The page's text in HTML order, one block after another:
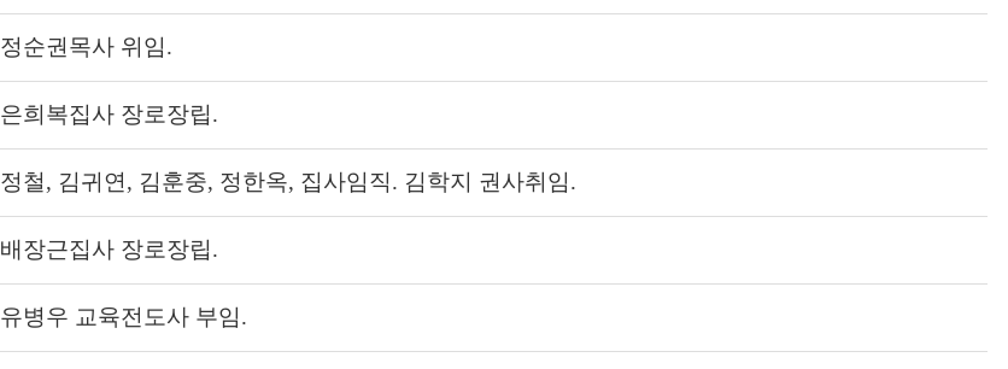
정순권목사 위임.
은희복집사 장로장립.
정철, 김귀연, 김훈중, 정한옥, 집사임직. 김학지 권사취임.
배장근집사 장로장립.
유병우 교육전도사 부임.